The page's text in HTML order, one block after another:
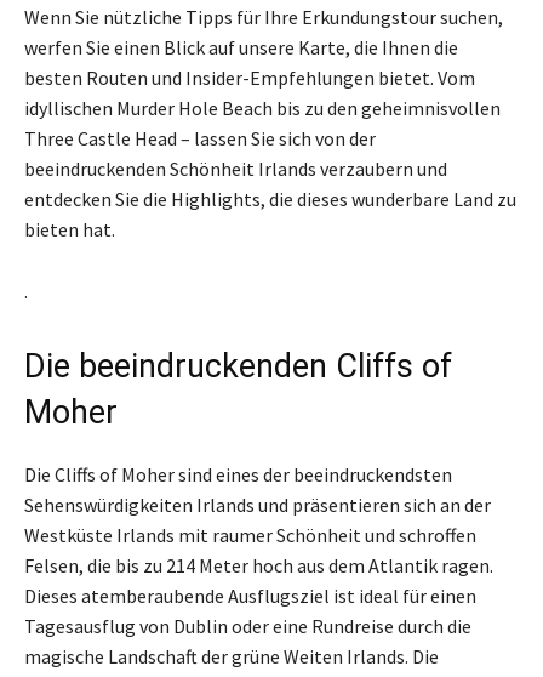
Wenn Sie nützliche Tipps für Ihre Erkundungstour suchen,
werfen Sie einen Blick auf unsere Karte, die Ihnen die
besten Routen und Insider-Empfehlungen bietet. Vom
idyllischen Murder Hole Beach bis zu den geheimnisvollen
Three Castle Head – lassen Sie sich von der
beeindruckenden Schönheit Irlands verzaubern und
entdecken Sie die Highlights, die dieses wunderbare Land zu
bieten hat.
.
Die beeindruckenden Cliffs of
Moher
Die Cliffs of Moher sind eines der beeindruckendsten
Sehenswürdigkeiten Irlands und präsentieren sich an der
Westküste Irlands mit raumer Schönheit und schroffen
Felsen, die bis zu 214 Meter hoch aus dem Atlantik ragen.
Dieses atemberaubende Ausflugsziel ist ideal für einen
Tagesausflug von Dublin oder eine Rundreise durch die
magische Landschaft der grüne Weiten Irlands. Die